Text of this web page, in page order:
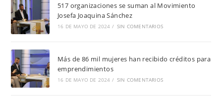
517 organizaciones se suman al Movimiento
Josefa Joaquina Sánchez
16 DE MAYO DE 2024 / SIN COMENTARIOS
Más de 86 mil mujeres han recibido créditos para
emprendimientos
16 DE MAYO DE 2024 / SIN COMENTARIOS